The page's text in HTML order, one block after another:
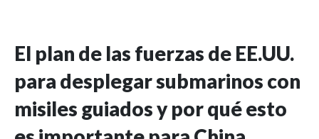
El plan de las fuerzas de EE.UU.
para desplegar submarinos con
misiles guiados y por qué esto